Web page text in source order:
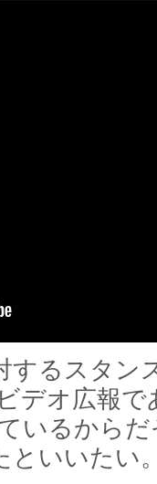
するスタン
デオ広報
いるから
といいたい